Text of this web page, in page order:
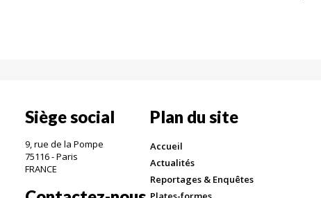
Siège social
9, rue de la Pompe
75116 - Paris
FRANCE
Plan du site
Accueil
Actualités
Reportages & Enquêtes